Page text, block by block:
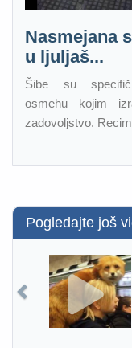
Nasmejana
u ljuljaš...
Šibe su
osmehu kojim
zadovoljstvo.
Pogledajte još